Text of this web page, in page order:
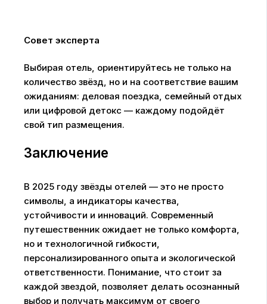
Совет эксперта
Выбирая отель, ориентируйтесь не только на
количество звёзд, но и на соответствие вашим
ожиданиям: деловая поездка, семейный отдых
или цифровой детокс — каждому подойдёт
свой тип размещения.
Заключение
В 2025 году звёзды отелей — это не просто
символы, а индикаторы качества,
устойчивости и инноваций. Современный
путешественник ожидает не только комфорта,
но и технологичной гибкости,
персонализированного опыта и экологической
ответственности. Понимание, что стоит за
каждой звездой, позволяет делать осознанный
выбор и получать максимум от своего